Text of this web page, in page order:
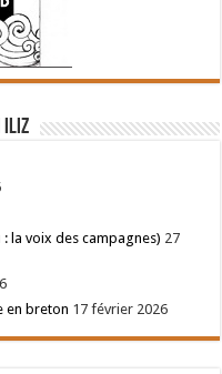
Iliz
la voix des campagnes) 27
en breton 17 février 2026